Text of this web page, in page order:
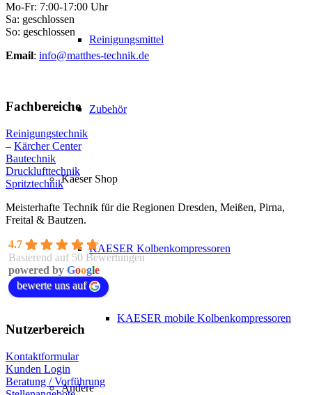
Reinigungsmittel
Zubehör
Kaeser Shop
KAESER Kolbenkompressoren
KAESER mobile Kolbenkompressoren
Andere
Mo-Fr: 7:00-17:00 Uhr
Sa: geschlossen
So: geschlossen
Email: info@matthes-technik.de
Fachbereiche
Reinigungstechnik
– Kärcher Center
Bautechnik
Drucklufttechnik
Spritztechnik
Meisterhafte Technik für die Regionen Dresden, Meißen, Pirna,
Freital & Bautzen.
4.7
Basierend auf 50 Bewertungen
powered by Google
bewerte uns auf
Nutzerbereich
Kontaktformular
Kunden Login
Beratung / Vorführung